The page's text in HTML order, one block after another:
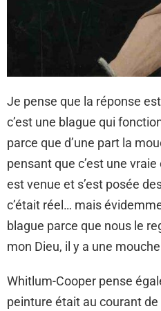
Je pense que la réponse
c’est une blague qui
parce que d’une part la
pensant que c’est une
est venue et s’est posée
c’était réel… mais
blague parce que nous le
mon Dieu, il y a une
Whitlum-Cooper pense
peinture était au courant